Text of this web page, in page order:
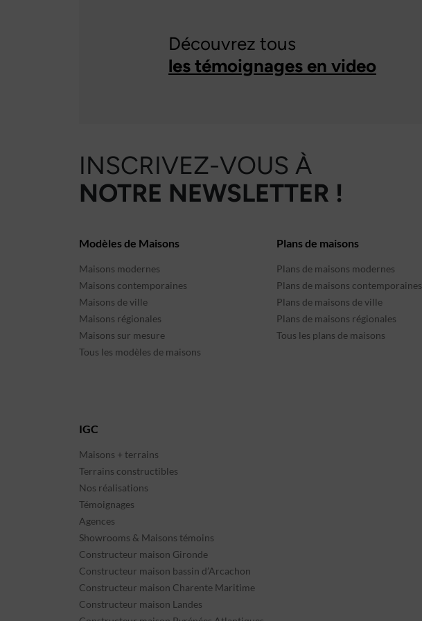
Découvrez tous
les témoignages en video
INSCRIVEZ-VOUS À
NOTRE NEWSLETTER !
Modèles de Maisons
Maisons modernes
Maisons contemporaines
Maisons de ville
Maisons régionales
Maisons sur mesure
Tous les modèles de maisons
Plans de maisons
Plans de maisons modernes
Plans de maisons contemporaines
Plans de maisons de ville
Plans de maisons régionales
Tous les plans de maisons
IGC
Maisons + terrains
Terrains constructibles
Nos réalisations
Témoignages
Agences
Showrooms & Maisons témoins
Constructeur maison Gironde
Constructeur maison bassin d’Arcachon
Constructeur maison Charente Maritime
Constructeur maison Landes